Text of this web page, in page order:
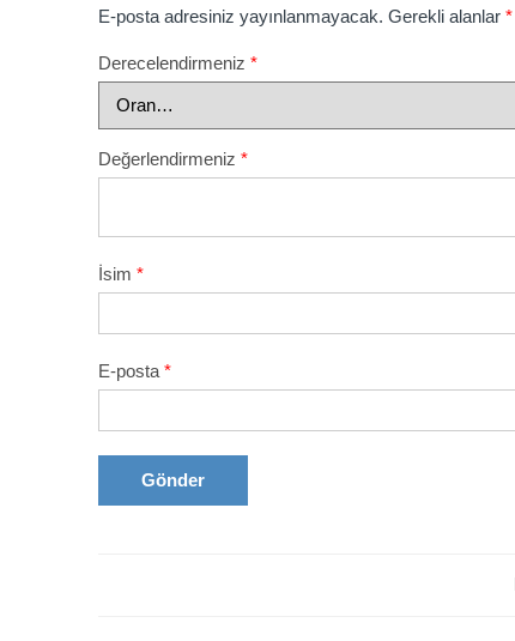
E-posta adresiniz yayınlanmayacak. Gerekli alanlar *
Derecelendirmeniz *
Değerlendirmeniz *
İsim *
E-posta *